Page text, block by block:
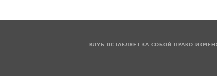
КЛУБ ОСТАВЛЯЕТ ЗА СОБОЙ ПРАВО